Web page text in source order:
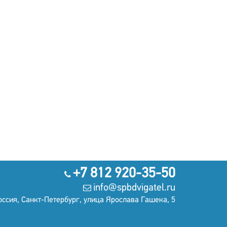
+7 812 920-35-50
info@spbdvigatel.ru
Санкт-Петербург, улица Ярослава Гашека, 5